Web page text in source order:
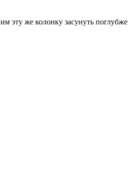
эту же колонку засунуть поглубже